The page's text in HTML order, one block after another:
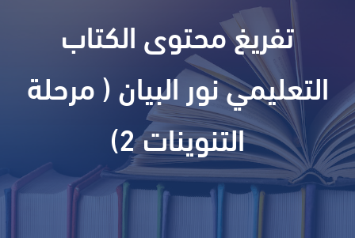
تفريغ محتوى الكتاب
التعليمي نور البيان ( مرحلة
التنوينات 2)